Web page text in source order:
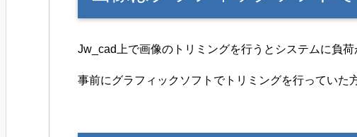
Jw_cad上で画像のトリミングを行うとシステムに負荷
事前にグラフィックソフトでトリミングを行っていた